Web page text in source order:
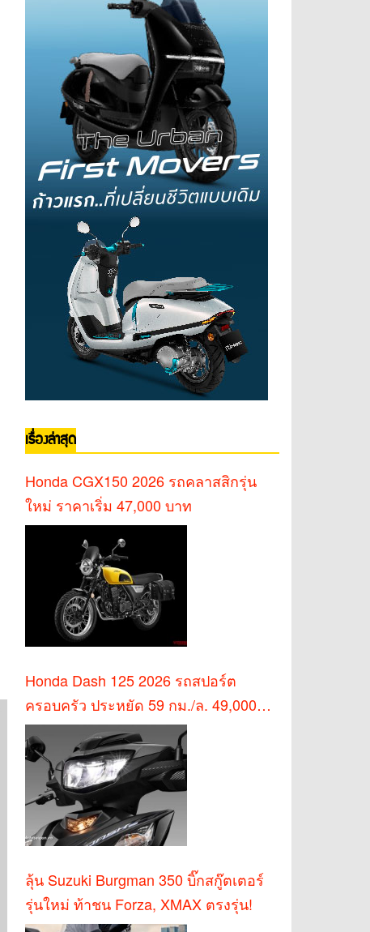
เรื่องล่าสุด
Honda CGX150 2026 รถคลาสสิกรุ่น
ใหม่ ราคาเริ่ม 47,000 บาท
Honda Dash 125 2026 รถสปอร์ต
ครอบครัว ประหยัด 59 กม./ล. 49,000
บาท
ลุ้น Suzuki Burgman 350 บิ๊กสกู๊ตเตอร์
รุ่นใหม่ ท้าชน Forza, XMAX ตรงรุ่น!